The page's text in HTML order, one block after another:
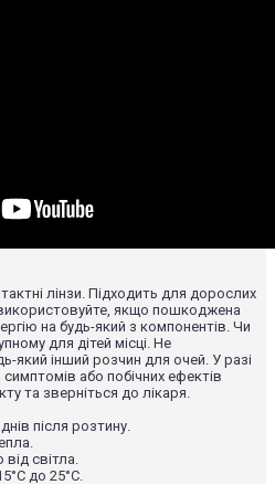
лінзи. Підходить для дорослих
використовуйте, якщо пошкоджена
на будь-який з компонентів. Чи
для дітей місці. Не
який інший розчин для очей. У разі
або побічних ефектів
та зверніться до лікаря.
після розтину.
від світла.
до 25°C.